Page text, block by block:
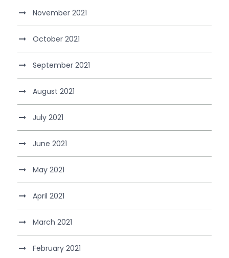
November 2021
October 2021
September 2021
August 2021
July 2021
June 2021
May 2021
April 2021
March 2021
February 2021